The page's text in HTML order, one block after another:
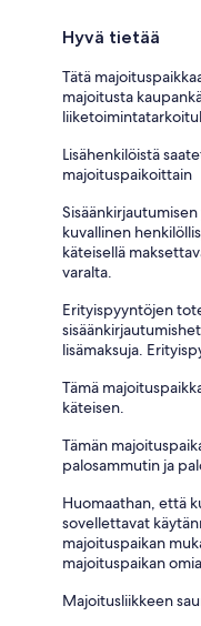
Hyvä tietää
Tätä
majoitusta
Lisähenkilöistä
majoituspaikoittain
kuvallinen
käteisellä
varalta.
Erityispyyntöjen
lisämaksuja.
Tämä
käteisen.
Tämän
palosammutin ja
Huomaathan, että
sovellettavat
majoituspaikan
majoituspaikan
Majoitusliikkeen